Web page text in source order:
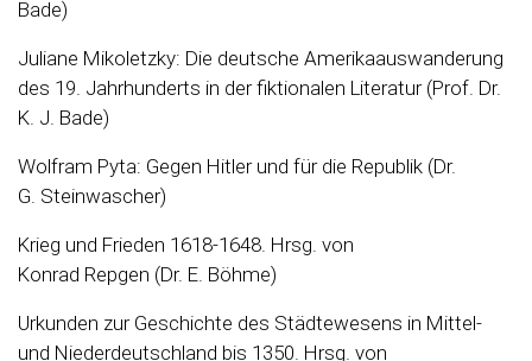
Bade)
Juliane Mikoletzky: Die deutsche Amerikaauswanderung
des 19. Jahrhunderts in der fiktionalen Literatur (Prof. Dr.
K. J. Bade)
Wolfram Pyta: Gegen Hitler und für die Republik (Dr.
G. Steinwascher)
Krieg und Frieden 1618-1648. Hrsg. von
Konrad Repgen (Dr. E. Böhme)
Urkunden zur Geschichte des Städtewesens in Mittel-
und Niederdeutschland bis 1350. Hrsg. von